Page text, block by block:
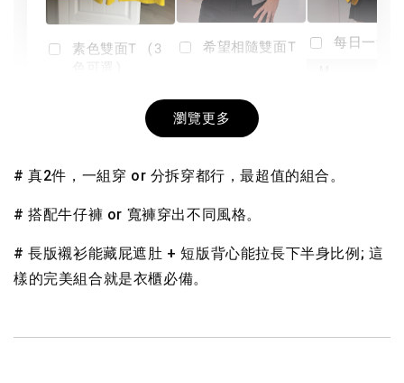
素色雙面T (3
+
希望相隨雙面T
NT$ 190
-
每日一笑
瀏覽更多
# 真2件，一組穿 or 分拆穿都行，最超值的組合。
# 搭配牛仔褲 or 寬褲穿出不同風格。
# 長版襯衫能藏屁遮肚 + 短版背心能拉長下半身比例; 這
樣的完美組合就是衣櫃必備。